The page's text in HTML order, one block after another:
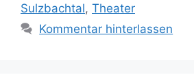
Sulzbachtal, Theater
Kommentar hinterlassen